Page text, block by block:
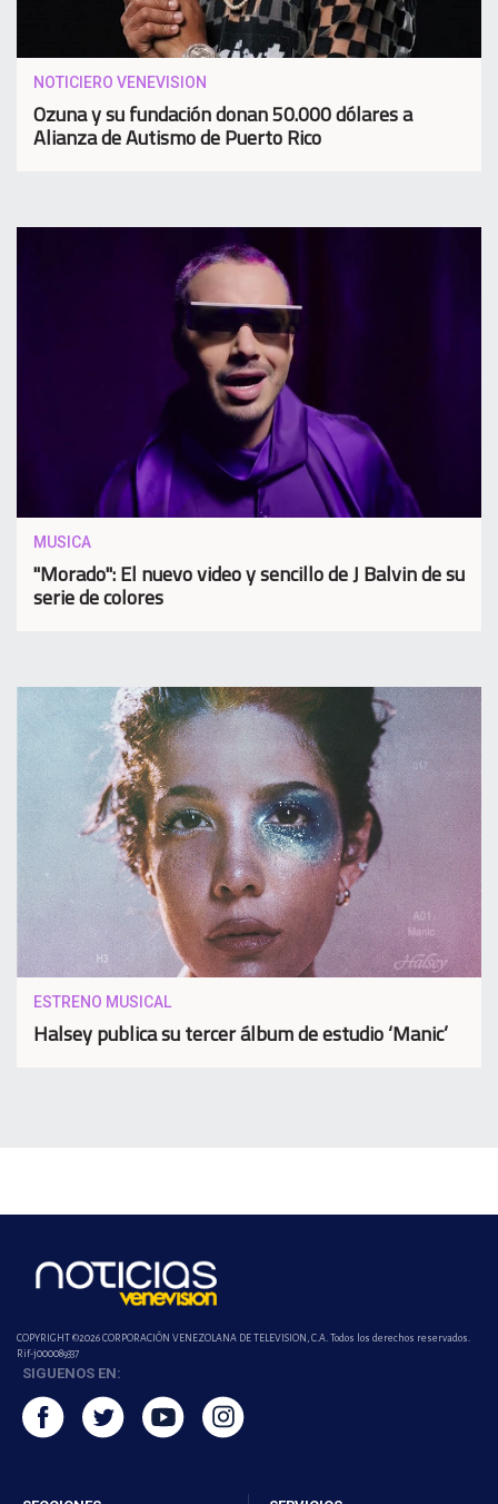
NOTICIERO VENEVISION
Ozuna y su fundación donan 50.000 dólares a
Alianza de Autismo de Puerto Rico
MUSICA
"Morado": El nuevo video y sencillo de J Balvin de su
serie de colores
ESTRENO MUSICAL
Halsey publica su tercer álbum de estudio ‘Manic’
COPYRIGHT ©2026 CORPORACIÓN VENEZOLANA DE TELEVISION, C.A. Todos los derechos reservados.
Rif-j000089337
SIGUENOS EN: